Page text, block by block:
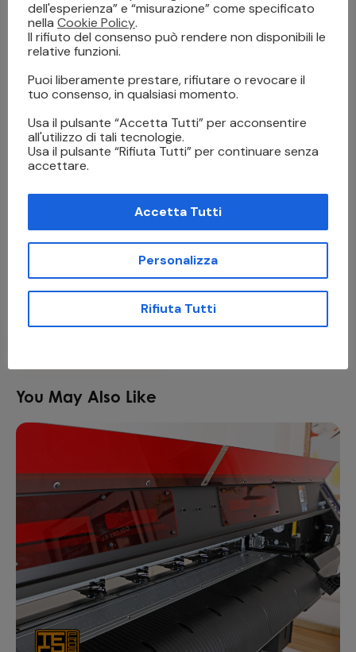
si tratta?
Panoramica
Salva il mio nome, email e sito web in questo browser per
la prossima volta che commento.
I agree that my submitted data is being collected and
stored.
You May Also Like
dell'esperienza” e “misurazione” come specificato
nella Cookie Policy.
Il rifiuto del consenso può rendere non disponibili le
relative funzioni.
Puoi liberamente prestare, rifiutare o revocare il
tuo consenso, in qualsiasi momento.
Usa il pulsante “Accetta Tutti” per acconsentire
all'utilizzo di tali tecnologie.
Usa il pulsante “Rifiuta Tutti” per continuare senza
accettare.
Accetta Tutti
Personalizza
Rifiuta Tutti